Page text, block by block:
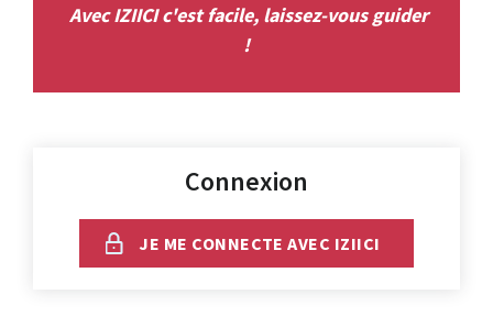
Avec IZIICI c'est facile, laissez-vous guider
!
Connexion
JE ME CONNECTE AVEC IZIICI